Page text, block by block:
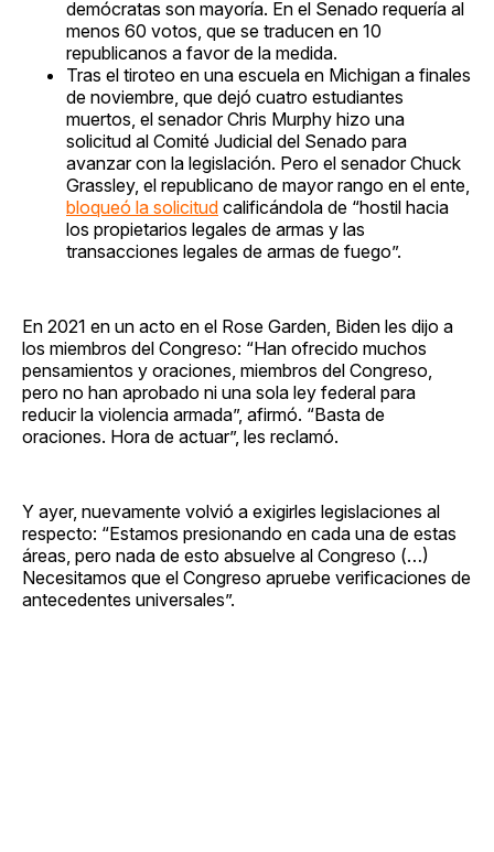
demócratas son mayoría. En el Senado requería al
menos 60 votos, que se traducen en 10
republicanos a favor de la medida.
Tras el tiroteo en una escuela en Michigan a finales
de noviembre, que dejó cuatro estudiantes
muertos, el senador Chris Murphy hizo una
solicitud al Comité Judicial del Senado para
avanzar con la legislación. Pero el senador Chuck
Grassley, el republicano de mayor rango en el ente,
bloqueó la solicitud calificándola de “hostil hacia
los propietarios legales de armas y las
transacciones legales de armas de fuego”.
En 2021 en un acto en el Rose Garden, Biden les dijo a
los miembros del Congreso: “Han ofrecido muchos
pensamientos y oraciones, miembros del Congreso,
pero no han aprobado ni una sola ley federal para
reducir la violencia armada”, afirmó. “Basta de
oraciones. Hora de actuar”, les reclamó.
Y ayer, nuevamente volvió a exigirles legislaciones al
respecto: “Estamos presionando en cada una de estas
áreas, pero nada de esto absuelve al Congreso (…)
Necesitamos que el Congreso apruebe verificaciones de
antecedentes universales”.